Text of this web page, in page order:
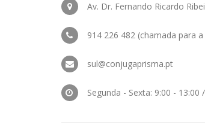
Av. Dr. Fernando Ricardo
914 226 482 (chamada para
sul@conjugaprisma.pt
Segunda - Sexta: 9:00 - 13:00